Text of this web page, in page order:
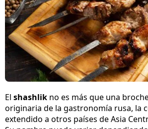
El shashlik no es más que una
originaria de la gastronomía rusa, la
extendido a otros países de Asia